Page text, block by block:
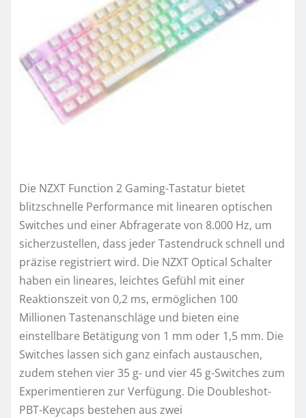
Die NZXT Function 2 Gaming-Tastatur bietet
blitzschnelle Performance mit linearen optischen
Switches und einer Abfragerate von 8.000 Hz, um
sicherzustellen, dass jeder Tastendruck schnell und
präzise registriert wird. Die NZXT Optical Schalter
haben ein lineares, leichtes Gefühl mit einer
Reaktionszeit von 0,2 ms, ermöglichen 100
Millionen Tastenanschläge und bieten eine
einstellbare Betätigung von 1 mm oder 1,5 mm. Die
Switches lassen sich ganz einfach austauschen,
zudem stehen vier 35 g- und vier 45 g-Switches zum
Experimentieren zur Verfügung. Die Doubleshot-
PBT-Keycaps bestehen aus zwei